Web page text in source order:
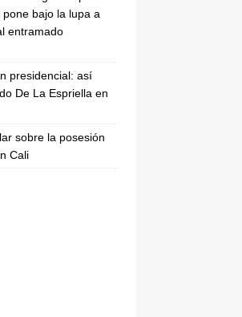
bajo la lupa a
entramado
presidencial: así
De La Espriella en
sobre la posesión
Cali